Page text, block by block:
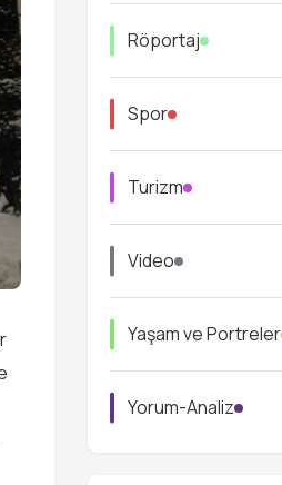
Röportaj
Spor
Turizm
Video
Yaşam ve Portreler
Yorum-Analiz